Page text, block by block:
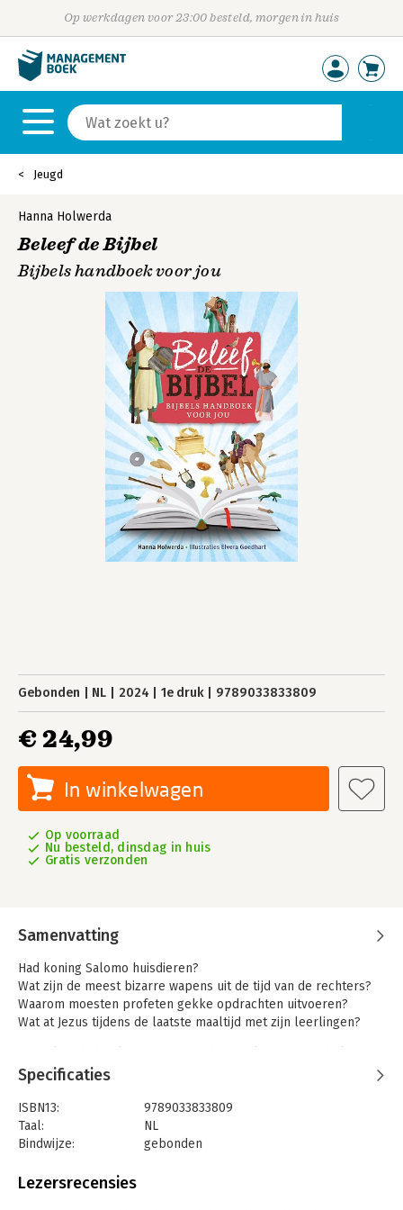
Op werkdagen voor 23:00 besteld, morgen in huis
Jeugd
Hanna Holwerda
Beleef de Bijbel
Bijbels handboek voor jou
Gebonden NL 2024 1e druk 9789033833809
€ 24,99
In winkelwagen
Op voorraad
Nu besteld, dinsdag in huis
Gratis verzonden
Samenvatting
Had koning Salomo huisdieren?
Wat zijn de meest bizarre wapens uit de tijd van de rechters?
Waarom moesten profeten gekke opdrachten uitvoeren?
Wat at Jezus tijdens de laatste maaltijd met zijn leerlingen?
Beleef de Bijbel staat vol landkaarten, tijdlijnen, feiten,
paspoorten, informatie over hoe de mensen leefden en foto’s
van historische vondsten. Prachtige illustraties brengen de
informatie tot leven. Zo komen de bijbelverhalen heel dichtbij!
Elk hoofdstuk begint met een tijdlijn. Zo ontdek je wanneer de
verhalen zich afspelen. Kaarten geven de verhalen een plaats,
laten zien waar verschillende volkeren wonen en welke reizen
Specificaties
ISBN13:
9789033833809
Taal:
NL
Bindwijze:
gebonden
Uitgever:
Lezersrecensies